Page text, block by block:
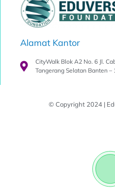
Alamat Kantor
CityWalk Blok A2 No. 6 Jl.
Tangerang Selatan Banten –
© Copyright 2024 |